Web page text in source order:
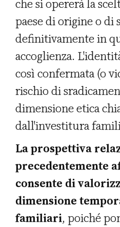
che si opererà la
paese di origine o di
definitivamente in
accoglienza.
così confermata (o
rischio di
dimensione etica
dall'investitura
La prospettiva
precedentemente
consente di
dimensione
familiari, poiché